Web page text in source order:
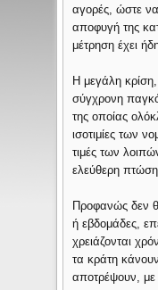
αγορές, ώστε
αποφυγή της
μέτρηση έχει
Η μεγάλη
σύγχρονη
της οποίας
ισοτιμίες των
τιμές των
ελεύθερη
Προφανώς δεν
ή εβδομάδες,
χρειάζονται
τα κράτη
αποτρέψουν,